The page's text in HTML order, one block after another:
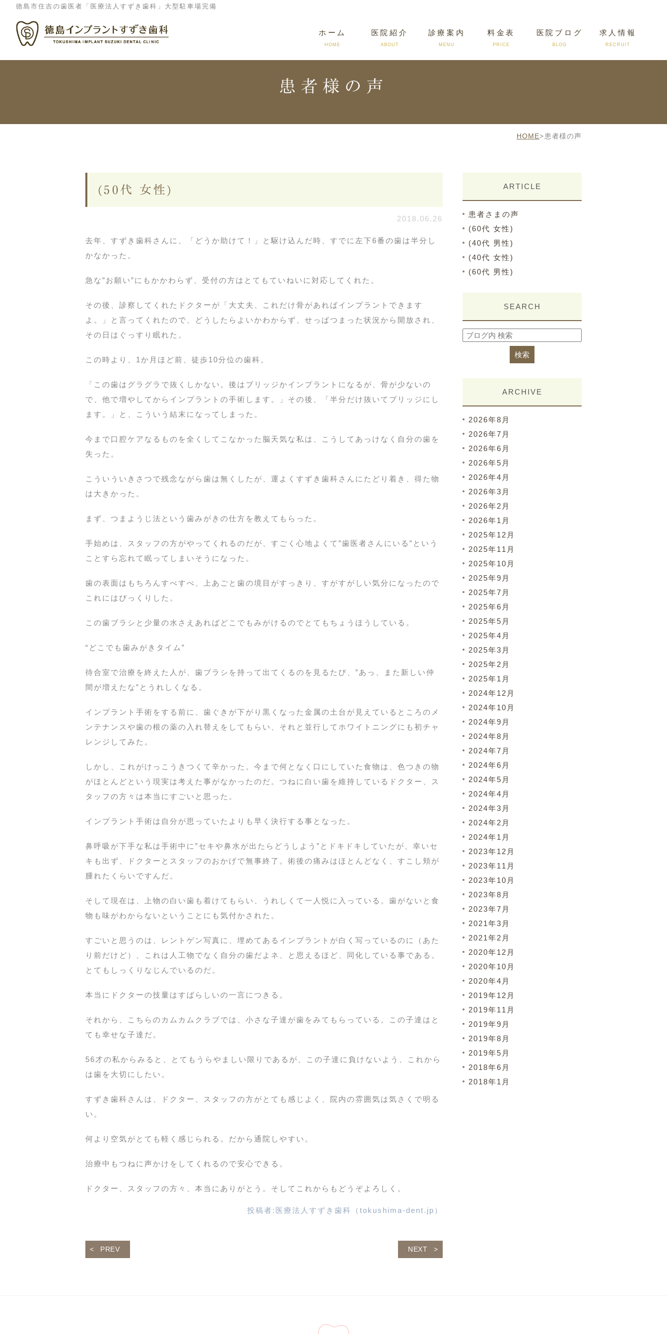
徳島市住吉の歯医者「医療法人すずき歯科」大型駐車場完備
ホーム
HOME
医院紹介
ABOUT
料金について
診療案内
MENU
料金表
PRICE
医院ブログ
BLOG
求人情報
RECRUIT
患者様の声
HOME>患者様の声
(50代 女性)
2018.06.26
去年、すずき歯科さんに、「どうか助けて！」と駆け込んだ時、すでに左下6番の歯は半分し
かなかった。
急な”お願い”にもかかわらず、受付の方はとてもていねいに対応してくれた。
その後、診察してくれたドクターが「大丈夫、これだけ骨があればインプラントできます
よ。」と言ってくれたので、どうしたらよいかわからず、せっぱつまった状況から開放され、
その日はぐっすり眠れた。
この時より、1か月ほど前、徒歩10分位の歯科。
「この歯はグラグラで抜くしかない。後はブリッジかインプラントになるが、骨が少ないの
で、他で増やしてからインプラントの手術します。」その後、「半分だけ抜いてブリッジにし
ます。」と、こういう結末になってしまった。
今まで口腔ケアなるものを全くしてこなかった脳天気な私は、こうしてあっけなく自分の歯を
失った。
こういういきさつで残念ながら歯は無くしたが、運よくすずき歯科さんにたどり着き、得た物
は大きかった。
まず、つまようじ法という歯みがきの仕方を教えてもらった。
手始めは、スタッフの方がやってくれるのだが、すごく心地よくて”歯医者さんにいる”という
ことすら忘れて眠ってしまいそうになった。
歯の表面はもちろんすべすべ、上あごと歯の境目がすっきり、すがすがしい気分になったので
これにはびっくりした。
この歯ブラシと少量の水さえあればどこでもみがけるのでとてもちょうほうしている。
“どこでも歯みがきタイム”
待合室で治療を終えた人が、歯ブラシを持って出てくるのを見るたび、”あっ、また新しい仲
間が増えたな”とうれしくなる。
インプラント手術をする前に、歯ぐきが下がり黒くなった金属の土台が見えているところのメ
ンテナンスや歯の根の薬の入れ替えをしてもらい、それと並行してホワイトニングにも初チャ
レンジしてみた。
しかし、これがけっこうきつくて辛かった。今まで何となく口にしていた食物は、色つきの物
がほとんどという現実は考えた事がなかったのだ。つねに白い歯を維持しているドクター、ス
タッフの方々は本当にすごいと思った。
インプラント手術は自分が思っていたよりも早く決行する事となった。
鼻呼吸が下手な私は手術中に”セキや鼻水が出たらどうしよう”とドキドキしていたが、幸いセ
キも出ず、ドクターとスタッフのおかげで無事終了。術後の痛みはほとんどなく、すこし頬が
腫れたくらいですんだ。
そして現在は、上物の白い歯も着けてもらい、うれしくて一人悦に入っている。歯がないと食
物も味がわからないということにも気付かされた。
すごいと思うのは、レントゲン写真に、埋めてあるインプラントが白く写っているのに（あた
り前だけど）、これは人工物でなく自分の歯だよネ、と思えるほど、同化している事である。
とてもしっくりなじんでいるのだ。
本当にドクターの技量はすばらしいの一言につきる。
それから、こちらのカムカムクラブでは、小さな子達が歯をみてもらっている。この子達はと
ても幸せな子達だ。
56才の私からみると、とてもうらやましい限りであるが、この子達に負けないよう、これから
は歯を大切にしたい。
すずき歯科さんは、ドクター、スタッフの方がとても感じよく、院内の雰囲気は気さくで明る
い。
何より空気がとても軽く感じられる。だから通院しやすい。
治療中もつねに声かけをしてくれるので安心できる。
ドクター、スタッフの方々、本当にありがとう。そしてこれからもどうぞよろしく。
投稿者: 医療法人すずき歯科（tokushima-dent.jp）
PREV NEXT
ARTICLE
患者さまの声
(60代 女性)
(40代 男性)
(40代 女性)
(60代 男性)
SEARCH
ARCHIVE
2026年8月
2026年7月
2026年6月
2026年5月
2026年4月
2026年3月
2026年2月
2026年1月
2025年12月
2025年11月
2025年10月
2025年9月
2025年7月
2025年6月
2025年5月
2025年4月
2025年3月
2025年2月
2025年1月
2024年12月
2024年10月
2024年9月
2024年8月
2024年7月
2024年6月
2024年5月
2024年4月
2024年3月
2024年2月
2024年1月
2023年12月
2023年11月
2023年10月
2023年8月
2023年7月
2021年3月
2021年2月
2020年12月
2020年10月
2020年4月
2019年12月
2019年11月
2019年9月
2019年8月
2019年5月
2018年6月
2018年1月